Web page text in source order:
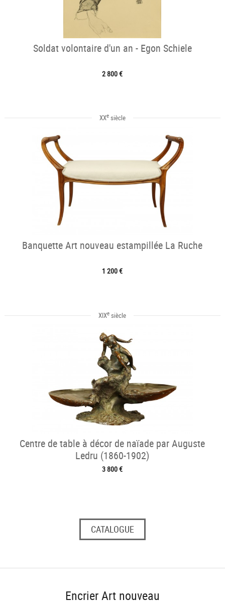
Soldat volontaire d'un an - Egon Schiele
2 800 €
XXesiècle
Banquette Art nouveau estampillée La Ruche
1 200 €
XIXe siècle
Centre de table à décor de naïade par Auguste
Ledru (1860-1902)
3 800 €
CATALOGUE
Encrier Art nouveau